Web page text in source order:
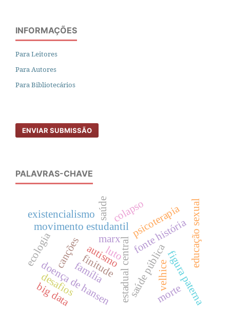
INFORMAÇÕES
Para Leitores
Para Autores
Para Bibliotecários
ENVIAR SUBMISSÃO
PALAVRAS-CHAVE
estadual central
movimento estudantil
luto
autismo
família
canções fonte história
doença de hansen
saúde
saúde pública
velhice
marx
figura paterna
psicoterapia
existencialismo
finitude
morte
colapso
ecologia educação sexual
desafios
big data